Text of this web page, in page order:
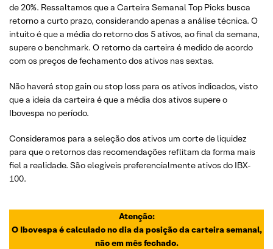
de 20%. Ressaltamos que a Carteira Semanal Top Picks busca
retorno a curto prazo, considerando apenas a análise técnica. O
intuito é que a média do retorno dos 5 ativos, ao final da semana,
supere o benchmark. O retorno da carteira é medido de acordo
com os preços de fechamento dos ativos nas sextas.
Não haverá stop gain ou stop loss para os ativos indicados, visto
que a ideia da carteira é que a média dos ativos supere o
Ibovespa no período.
Consideramos para a seleção dos ativos um corte de liquidez
para que o retornos das recomendações reflitam da forma mais
fiel a realidade. São elegíveis preferencialmente ativos do IBX-
100.
Atenção:
O Ibovespa é calculado no dia da posição da carteira semanal,
não em mês fechado.